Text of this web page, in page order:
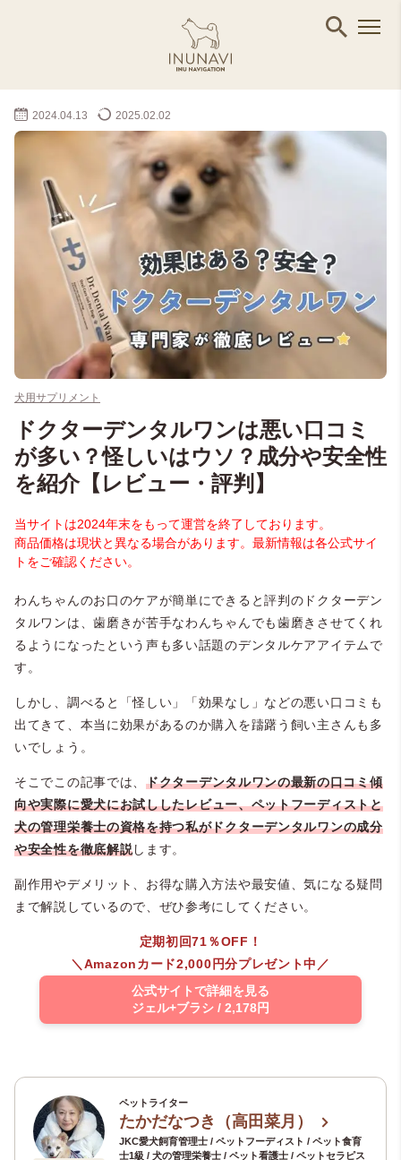
2024.04.13 2025.02.02
犬用サプリメント
ドクターデンタルワンは悪い口コミ
が多い？怪しいはウソ？成分や安全性
を紹介【レビュー・評判】
当サイトは2024年末をもって運営を終了しております。
商品価格は現状と異なる場合があります。最新情報は各公式サイ
トをご確認ください。
わんちゃんのお口のケアが簡単にできると評判のドクターデン
タルワンは、歯磨きが苦手なわんちゃんでも歯磨きさせてくれ
るようになったという声も多い話題のデンタルケアアイテムで
す。
しかし、調べると「怪しい」「効果なし」などの悪い口コミも
出てきて、本当に効果があるのか購入を躊躇う飼い主さんも多
いでしょう。
そこでこの記事では、 ドクターデンタルワンの最新の口コミ傾
向や実際に愛犬にお試ししたレビュー、ペットフーディストと
犬の管理栄養士の資格を持つ私がドクターデンタルワンの成分
や安全性を徹底解説します。
副作用やデメリット、お得な購入方法や最安値、気になる疑問
まで解説しているので、ぜひ参考にしてください。
定期初回71％OFF！
＼Amazonカード2,000円分プレゼント中／
公式サイトで詳細を見る
ジェル+ブラシ / 2,178円
ペットライター
たかだなつき（高田菜月）
JKC愛犬飼育管理士 / ペットフーディスト / ペット食育
士1級 / 犬の管理栄養士 / ペット看護士 / ペットセラピス